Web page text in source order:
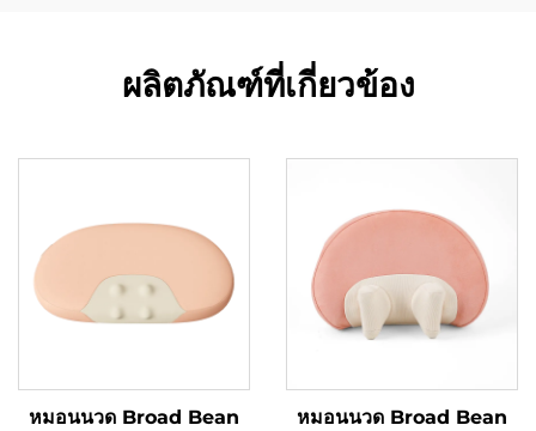
ผลิตภัณฑ์ที่เกี่ยวข้อง
หมอนนวด Broad Bean
หมอนนวด Broad Bean